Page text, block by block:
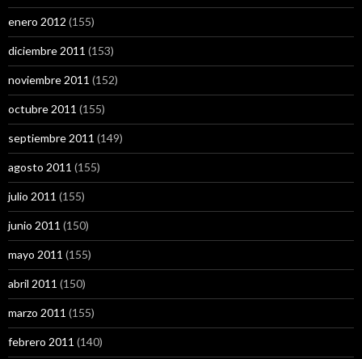
enero 2012 (155)
diciembre 2011 (153)
noviembre 2011 (152)
octubre 2011 (155)
septiembre 2011 (149)
agosto 2011 (155)
julio 2011 (155)
junio 2011 (150)
mayo 2011 (155)
abril 2011 (150)
marzo 2011 (155)
febrero 2011 (140)